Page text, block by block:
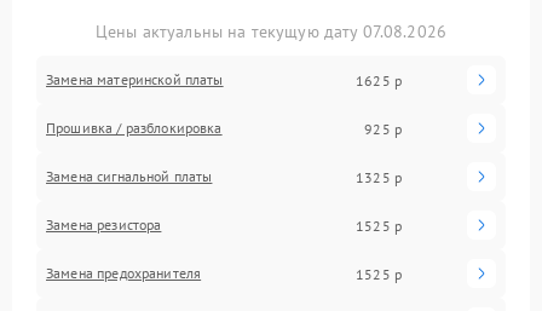
Цены актуальны на текущую дату 07.08.2026
Замена материнской платы 1625 р
Прошивка / разблокировка 925 р
Замена сигнальной платы 1325 р
Замена резистора 1525 р
Замена предохранителя 1525 р